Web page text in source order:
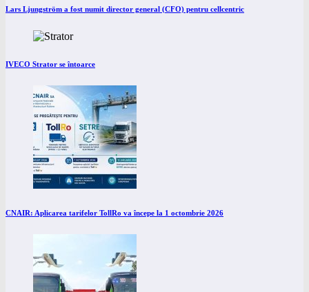
Lars Ljungström a fost numit director general (CFO) pentru cellcentric
IVECO Strator se întoarce
CNAIR: Aplicarea tarifelor TollRo va începe la 1 octombrie 2026